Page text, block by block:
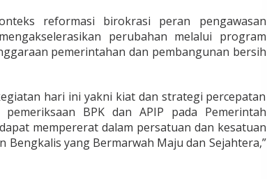
reformasi birokrasi peran pengawasan
perubahan melalui program
pemerintahan dan pembangunan bersih
hari ini yakni kiat dan strategi percepatan
BPK dan APIP pada Pemerintah
mempererat dalam persatuan dan kesatuan
Bengkalis yang Bermarwah Maju dan Sejahtera,”